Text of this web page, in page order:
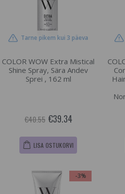
Tarne pikem kui 3 päeva
COLOR WOW Extra Mistical
Shine Spray, Sära Andev
Sprei , 162 ml
€40.55 €39.34
LISA OSTUKORVI
-3%